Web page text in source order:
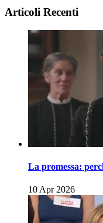
Articoli Recenti
La promessa:
10 Apr 2026